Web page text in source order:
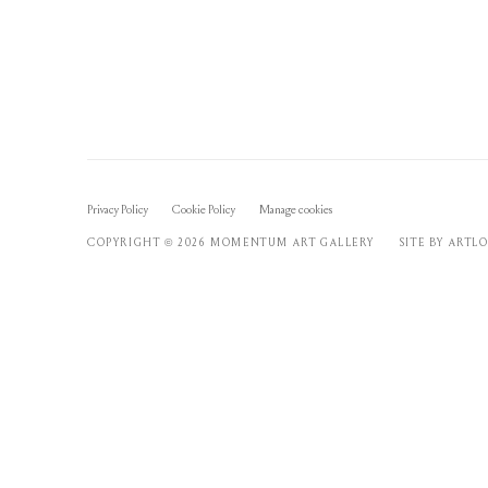
Privacy Policy Cookie Policy Manage cookies
COPYRIGHT © 2026 MOMENTUM ART GALLERY SITE BY